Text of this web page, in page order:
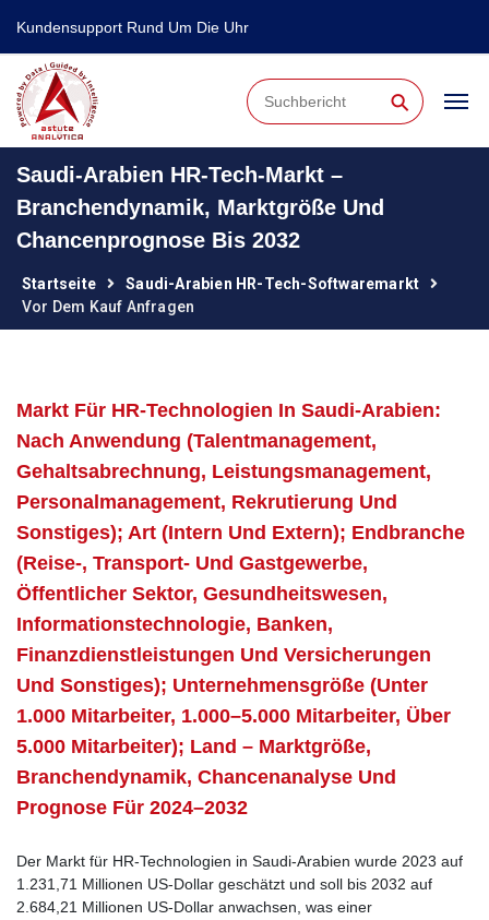
Kundensupport Rund Um Die Uhr
⚲
Saudi-Arabien HR-Tech-Markt –
Branchendynamik, Marktgröße Und
Chancenprognose Bis 2032
Startseite
Saudi-Arabien HR-Tech-Softwaremarkt
Vor Dem Kauf Anfragen
Markt Für HR-Technologien In Saudi-Arabien:
Nach Anwendung (Talentmanagement,
Gehaltsabrechnung, Leistungsmanagement,
Personalmanagement, Rekrutierung Und
Sonstiges); Art (intern Und Extern); Endbranche
(Reise-, Transport- Und Gastgewerbe,
Öffentlicher Sektor, Gesundheitswesen,
Informationstechnologie, Banken,
Finanzdienstleistungen Und Versicherungen
Und Sonstiges); Unternehmensgröße (unter
1.000 Mitarbeiter, 1.000–5.000 Mitarbeiter, Über
5.000 Mitarbeiter); Land – Marktgröße,
Branchendynamik, Chancenanalyse Und
Prognose Für 2024–2032
Der Markt für HR-Technologien in Saudi-Arabien wurde 2023 auf
1.231,71 Millionen US-Dollar geschätzt und soll bis 2032 auf
2.684,21 Millionen US-Dollar anwachsen, was einer